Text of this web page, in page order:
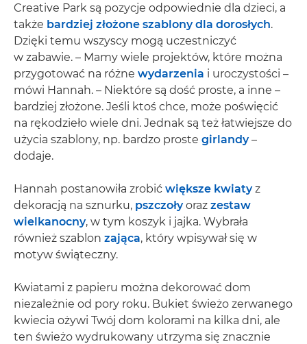
Creative Park są pozycje odpowiednie dla dzieci, a
także bardziej złożone szablony dla dorosłych.
Dzięki temu wszyscy mogą uczestniczyć
w zabawie. – Mamy wiele projektów, które można
przygotować na różne wydarzenia i uroczystości –
mówi Hannah. – Niektóre są dość proste, a inne –
bardziej złożone. Jeśli ktoś chce, może poświęcić
na rękodzieło wiele dni. Jednak są też łatwiejsze do
użycia szablony, np. bardzo proste girlandy–
dodaje.
Hannah postanowiła zrobić większe kwiatyz
dekoracją na sznurku, pszczołyoraz zestaw
wielkanocny, w tym koszyk i jajka. Wybrała
również szablon zająca, który wpisywał się w
motyw świąteczny.
Kwiatami z papieru można dekorować dom
niezależnie od pory roku. Bukiet świeżo zerwanego
kwiecia ożywi Twój dom kolorami na kilka dni, ale
ten świeżo wydrukowany utrzyma się znacznie